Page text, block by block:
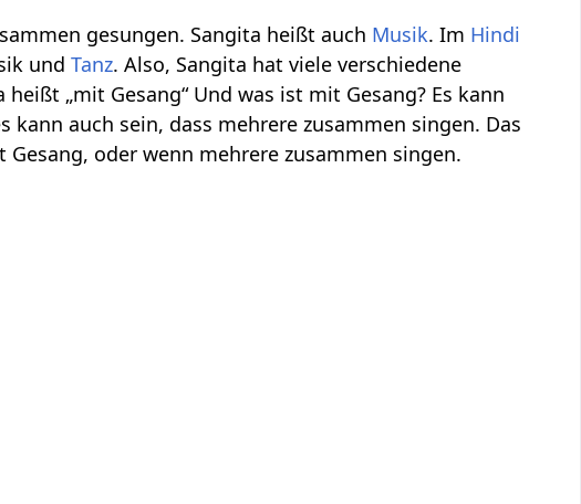
gesungen. Sangita heißt auch Musik. Im Hindi
undTanz. Also, Sangita hat viele verschiedene
„mit Gesang“ Und was ist mit Gesang? Es kann
kann auch sein, dass mehrere zusammen singen. Das
oder wenn mehrere zusammen singen.